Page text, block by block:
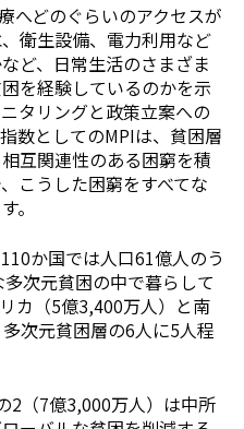
へどのぐらいのアクセスが
衛生設備、電力利用など
ど、日常生活のさまざま
を経験しているのかを示
タリングと政策立案への
数としてのMPIは、貧困層
互関連性のある困窮を積
こうした困窮をすべてな
。
か国では人口61億人のう
次元貧困の中で暮らして
カ（5億3,400万人）と南
次元貧困層の6人に5人程
2（7億3,000万人）は中所